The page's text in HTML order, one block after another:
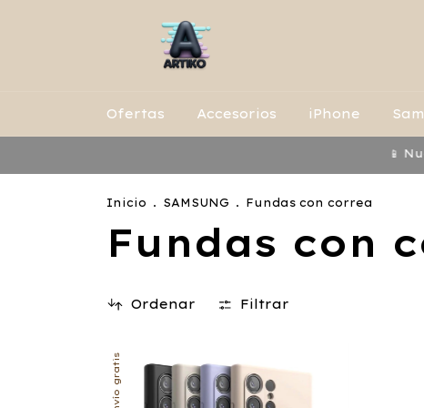
Ofertas Accesorios iPhone
📱 Nuevos
Inicio . SAMSUNG . Fundas con correa
Fundas con
Ordenar Filtrar
Envío gratis